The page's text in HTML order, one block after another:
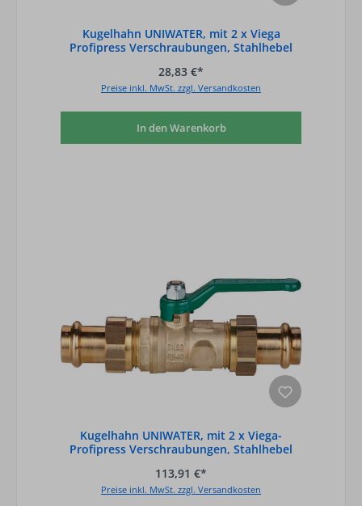
Kugelhahn UNIWATER, mit 2 x Viega
Profipress Verschraubungen, Stahlhebel
28,83 €*
Preise inkl. MwSt. zzgl. Versandkosten
In den Warenkorb
Kugelhahn UNIWATER, mit 2 x Viega-
Profipress Verschraubungen, Stahlhebel
113,91 €*
Preise inkl. MwSt. zzgl. Versandkosten